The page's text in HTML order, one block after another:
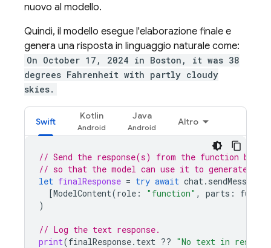
nuovo al modello.
Quindi, il modello esegue l'elaborazione finale e
genera una risposta in linguaggio naturale come:
On October 17, 2024 in Boston, it was 38
degrees Fahrenheit with partly cloudy
skies.
Swift
Kotlin Java
Altro
// Send the response(s) from the function back
// so that the model can use it to generate its
let finalResponse = try await chat. sendMessage
[ModelContent(role : "function" , parts :
)
// Log the text response.
print(finalResponse. text ?? "No text in